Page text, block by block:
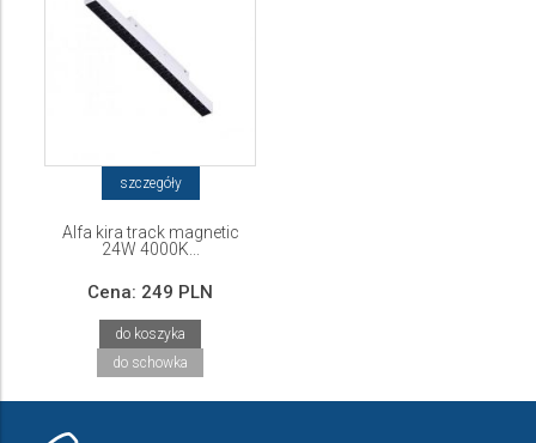
szczegóły
Alfa kira track magnetic
24W 4000K...
Cena: 249 PLN
do koszyka
do schowka